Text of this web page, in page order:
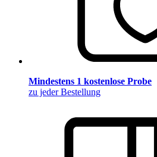
Mindestens 1 kostenlose Probe
zu jeder Bestellung